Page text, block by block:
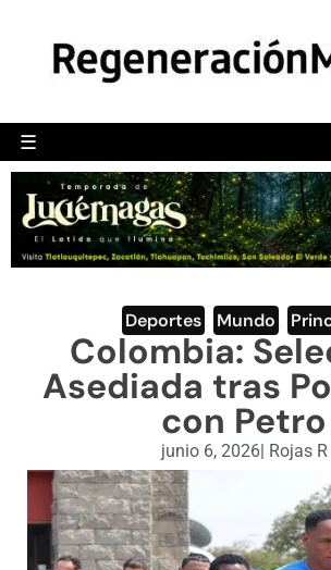
☰
POLÍTICA
CAMALEÓN
OPINIÓN
DEPORTES
ENGLISH SECTION
VIDEOS
Deportes Mundo
Colombia:
Asediada tras
con Petro
junio 6, 2026| Rojas R